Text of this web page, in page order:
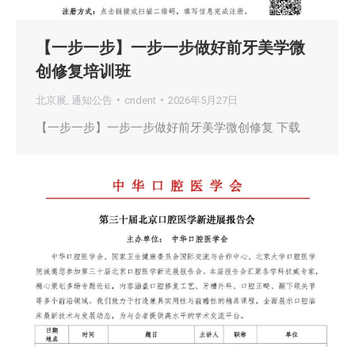
【一步一步】一步一步做好前牙美学微
创修复培训班
北京展 通知公告 cndent 2026年5月27日
【一步一步】一步一步做好前牙美学微创修复 下载